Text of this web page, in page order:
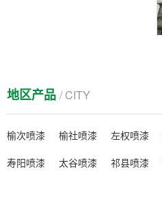
地区产品 / CITY
榆次喷漆 榆社喷漆 左权喷漆
寿阳喷漆
太谷喷漆 祁县喷漆